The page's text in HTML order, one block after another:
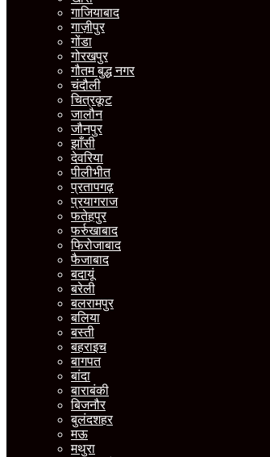
गाजियाबाद
गाज़ीपुर
गोंडा
गोरखपुर
गौतम बुद्ध नगर
चंदौली
चित्रकूट
जालौन
जौनपुर
झाँसी
देवरिया
पीलीभीत
प्रतापगढ़
प्रयागराज
फतेहपुर
फर्रुखाबाद
फिरोजाबाद
फैजाबाद
बदायूं
बरेली
बलरामपुर
बलिया
बस्ती
बहराइच
बागपत
बांदा
बाराबंकी
बिजनौर
बुलंदशहर
मऊ
मथुरा